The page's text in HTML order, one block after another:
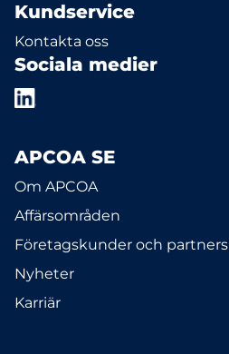
Kundservice
Kontakta oss
Sociala medier
APCOA SE
Om APCOA
Affärsområden
Företagskunder och partners
Nyheter
Karriär